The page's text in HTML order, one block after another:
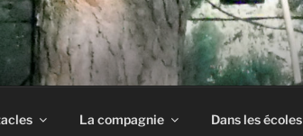
FAUX NEZ
La compagnie Dans les écoles